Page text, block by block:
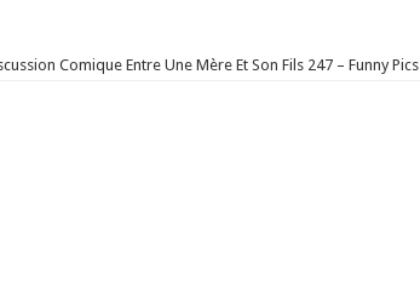
Comique Entre Une Mère Et Son Fils 247 – Funny Pics